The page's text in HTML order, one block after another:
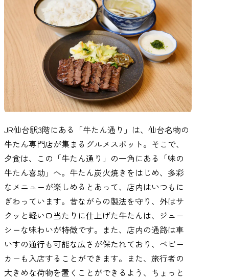
JR仙台駅3階にある「牛たん通り」は、仙台名物の
牛たん専門店が集まるグルメスポット。そこで、
夕食は、この「牛たん通り」の一角にある「味の
牛たん喜助」へ。牛たん炭火焼きをはじめ、多彩
なメニューが楽しめるとあって、店内はいつもに
ぎわっています。昔ながらの製法を守り、外はサ
クッと軽い口当たりに仕上げた牛たんは、ジュー
シーな味わいが特徴です。また、店内の通路は車
いすの通行も可能な広さが保たれており、ベビー
カーも入店することができます。また、旅行者の
大きめな荷物を置くことができるよう、ちょっと